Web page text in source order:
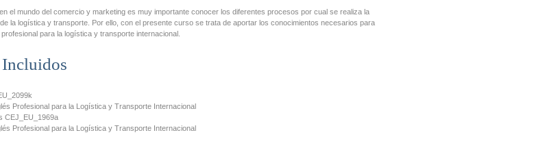
el mundo del comercio y marketing es muy importante conocer los diferentes procesos por cual se realiza la
la logística y transporte. Por ello, con el presente curso se trata de aportar los conocimientos necesarios para
para la logística y transporte internacional.
Profesional para la Logística y Transporte Internacional
CEJ_EU_1969a
Profesional para la Logística y Transporte Internacional